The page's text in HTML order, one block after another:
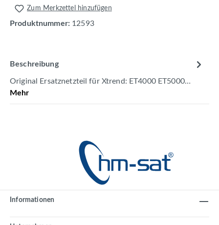
Zum Merkzettel hinzufügen
Produktnummer: 12593
Beschreibung
Original Ersatznetzteil für Xtrend: ET4000 ET5000…
Mehr
Informationen